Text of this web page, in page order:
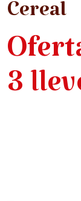
Cereal
3